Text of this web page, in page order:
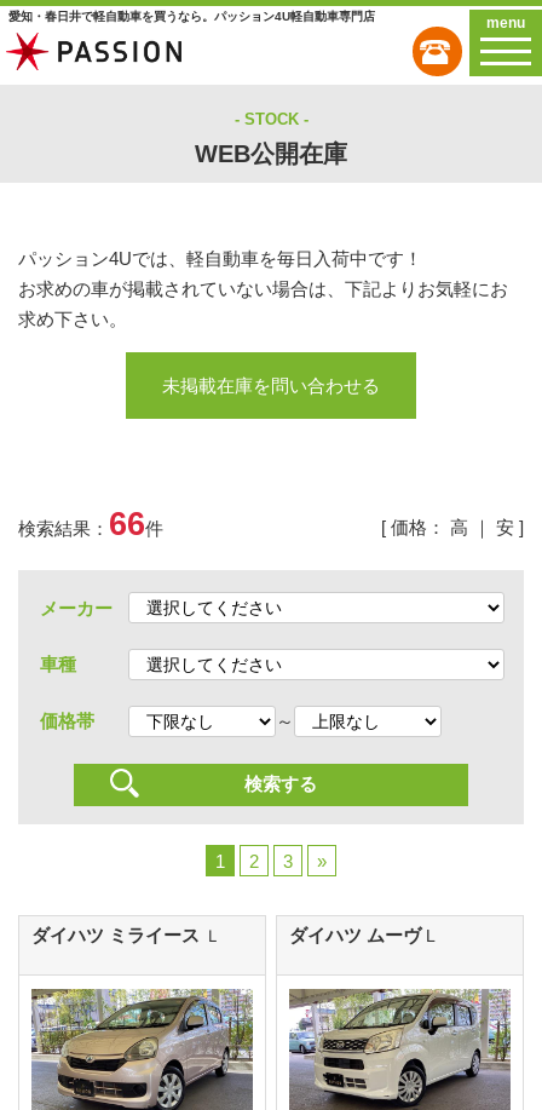
愛知・春日井で軽自動車を買うなら。パッション4U軽自動車専門店 menu
STOCK
WEB公開在庫
パッション4Uでは、軽自動車を毎日入荷中です！
お求めの車が掲載されていない場合は、下記よりお気軽にお
求め下さい。
未掲載在庫を問い合わせる
検索結果： 66件 [ 価格： 高 ｜ 安 ]
メーカー
車種
価格帯 ～
1 2 3 »
ダイハツ ミライース Ｌ ダイハツ ムーヴ